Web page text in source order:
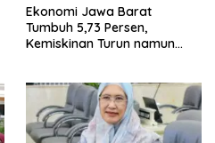
Ekonomi Jawa Barat
Tumbuh 5,73 Persen,
Kemiskinan Turun namun